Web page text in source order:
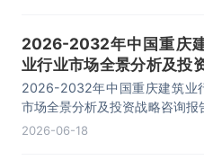
2026-2032年中国重庆
业行业市场全景分析及投
略咨询报告
2026-2032年中国重庆建筑业
市场全景分析及投资战略咨询报
主要包括发展总体概况、发展综
2026-06-18